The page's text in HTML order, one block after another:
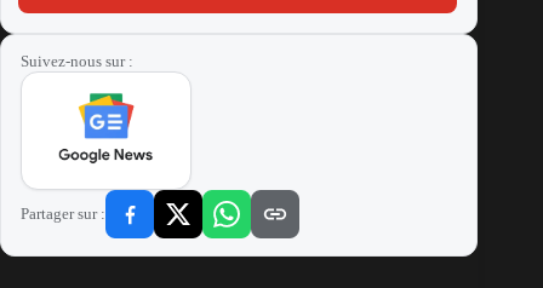
Suivez-nous sur :
Partager sur :